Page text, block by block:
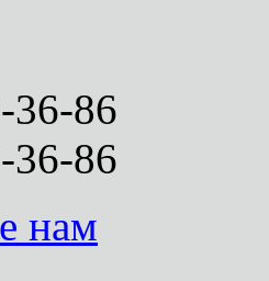
36-86
36-86
нам